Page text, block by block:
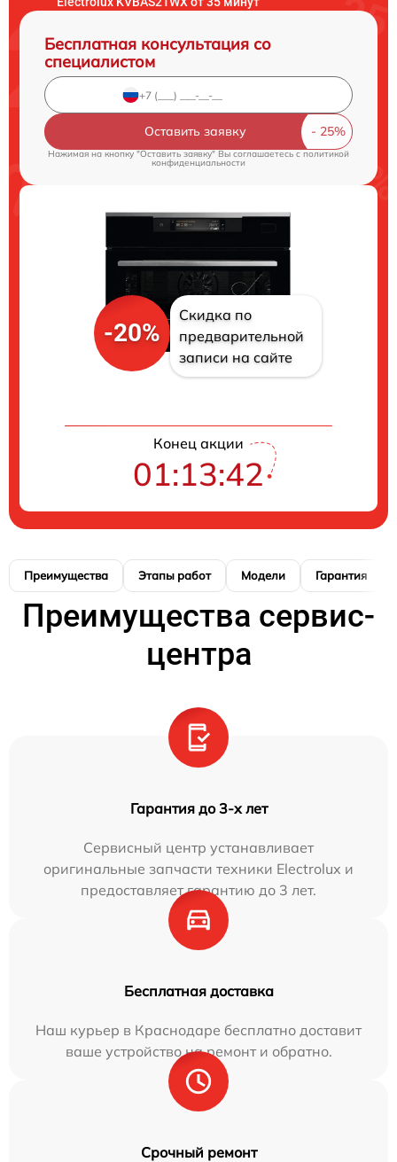
Бесплатная консультация со
специалистом
Оставить заявку
Нажимая на кнопку "Оставить заявку" Вы соглашаетесь cполитикой
конфиденциальности
-20%
Скидка по
предварительной
записи на сайте
Конец акции
01:13:41
Преимущества Этапы работ Модели Гарантия
Преимущества сервис-
центра
Гарантия до 3-х лет
Сервисный центр устанавливает
оригинальные запчасти техники Electrolux и
предоставляет гарантию до 3 лет.
Бесплатная доставка
Наш курьер в Краснодаре бесплатно доставит
ваше устройство на ремонт и обратно.
Срочный ремонт